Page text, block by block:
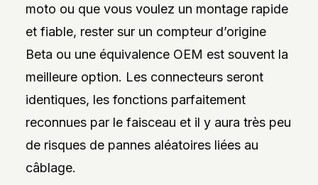
moto ou que vous voulez un montage rapide
et fiable, rester sur un compteur d’origine
Beta ou une équivalence OEM est souvent la
meilleure option. Les connecteurs seront
identiques, les fonctions parfaitement
reconnues par le faisceau et il y aura très peu
de risques de pannes aléatoires liées au
câblage.